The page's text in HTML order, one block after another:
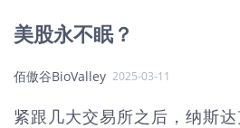
美股永不眠？
佰傲谷BioValley 2025-03-11
紧跟几大交易所之后，纳斯